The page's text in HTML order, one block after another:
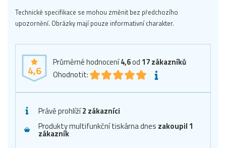
Technické specifikace se mohou změnit bez předchozího
upozornění. Obrázky mají pouze informativní charakter.
4,6
Průměrné hodnocení4,6od 17zákazníků
Ohodnotit:
Právě prohlíží2 zákazníci
Produkty multifunkční tiskárna dnes zakoupil 1
zákazník